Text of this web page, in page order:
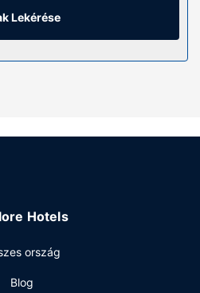
van
vágyik, akkor vegye
A szálláshely területén
Lekérése
Hotels
ország
Blog